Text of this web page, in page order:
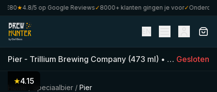
★4.8/5 op Google Reviews✓8000+ klanten gingen je voor✓Onderdeel
Pier - Trillium Brewing Company (473 ml) • 6.7%•Pale
Gesloten
Speciaalbier / Pier
★4.15